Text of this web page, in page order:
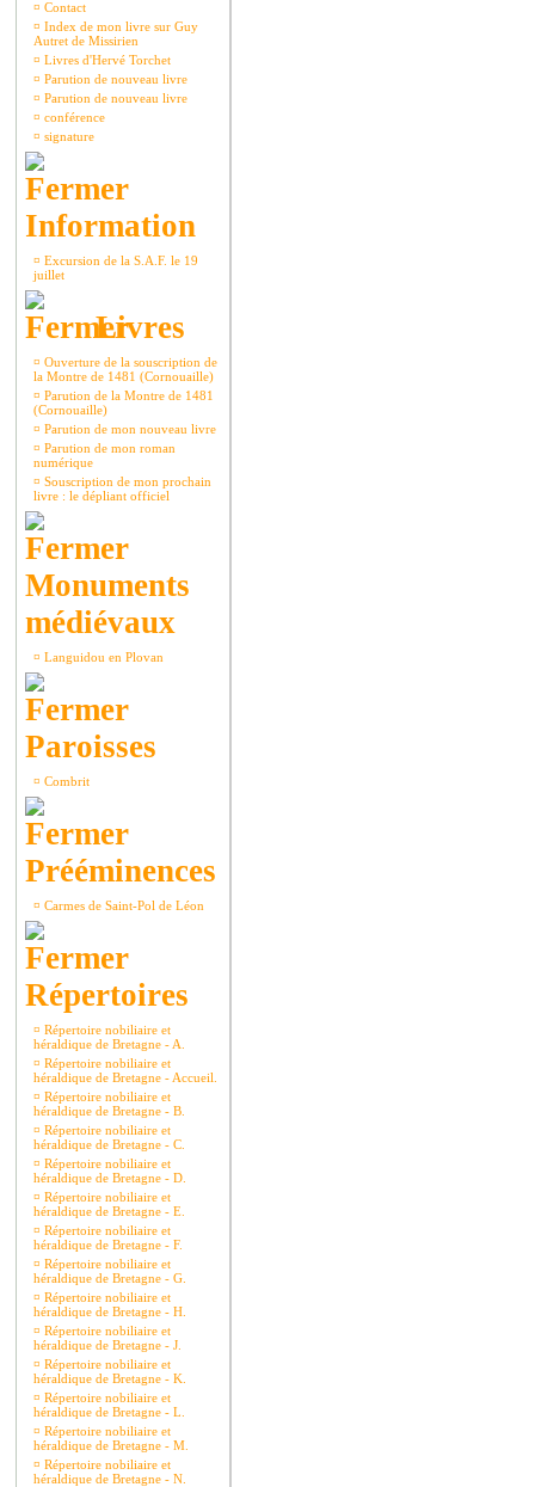
¤ Contact
¤ Index de mon livre sur Guy
Autret de Missirien
¤ Livres d'Hervé Torchet
¤ Parution de nouveau livre
¤ Parution de nouveau livre
¤ conférence
¤ signature
Information
¤ Excursion de la S.A.F. le 19
juillet
Livres
¤ Ouverture de la souscription de
la Montre de 1481 (Cornouaille)
¤ Parution de la Montre de 1481
(Cornouaille)
¤ Parution de mon nouveau livre
¤ Parution de mon roman
numérique
¤ Souscription de mon prochain
livre : le dépliant officiel
Monuments
médiévaux
¤ Languidou en Plovan
Paroisses
¤ Combrit
Prééminences
¤ Carmes de Saint-Pol de Léon
Répertoires
¤ Répertoire nobiliaire et
héraldique de Bretagne - A.
¤ Répertoire nobiliaire et
héraldique de Bretagne - Accueil.
¤ Répertoire nobiliaire et
héraldique de Bretagne - B.
¤ Répertoire nobiliaire et
héraldique de Bretagne - C.
¤ Répertoire nobiliaire et
héraldique de Bretagne - D.
¤ Répertoire nobiliaire et
héraldique de Bretagne - E.
¤ Répertoire nobiliaire et
héraldique de Bretagne - F.
¤ Répertoire nobiliaire et
héraldique de Bretagne - G.
¤ Répertoire nobiliaire et
héraldique de Bretagne - H.
¤ Répertoire nobiliaire et
héraldique de Bretagne - J.
¤ Répertoire nobiliaire et
héraldique de Bretagne - K.
¤ Répertoire nobiliaire et
héraldique de Bretagne - L.
¤ Répertoire nobiliaire et
héraldique de Bretagne - M.
¤ Répertoire nobiliaire et
héraldique de Bretagne - N.